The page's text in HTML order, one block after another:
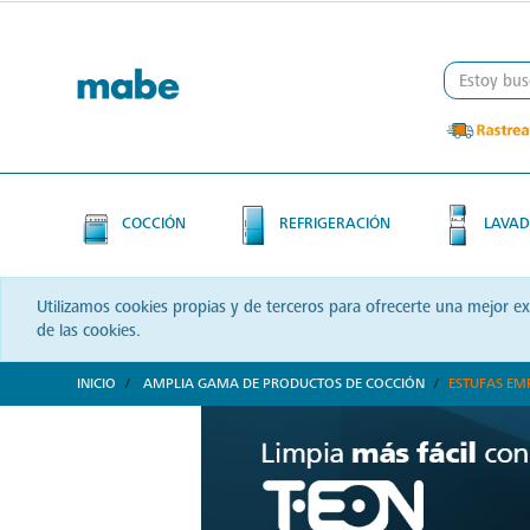
COCCIÓN REFRIGERACIÓN
Utilizamos cookies propias y de terceros para ofrecerte una mejor
de las cookies.
INICIO AMPLIA GAMA DE PRODUCTOS DE COCCIÓN ESTUFAS